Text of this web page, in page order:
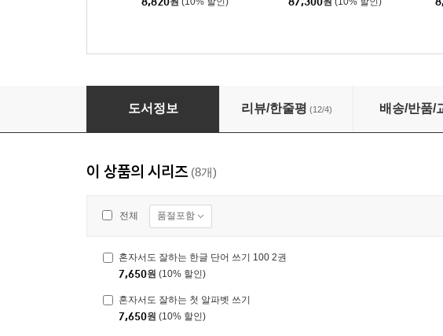
혼자서도 잘하는 첫 숫자 쓰기 2
도서정보 리뷰/한줄평 (12/4) 배송/반품/
이 상품의 시리즈 (8개)
전체 품절포함
혼자서도 잘하는 한글 단어 쓰기 100 2권
7,650원 (10% 할인)
혼자서도 잘하는 첫 알파벳 쓰기
7,650원 (10% 할인)